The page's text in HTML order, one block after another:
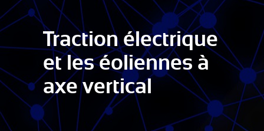
Traction électrique
et les éoliennes à
axe vertical